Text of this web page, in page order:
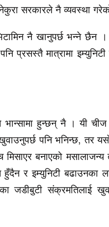
सरकारले नै व्यवस्था
नै खानुपर्छ भन्ने छैन ।
प्रसस्तै मात्रामा
हुन्छन् नै । यी चीज
पनि भनिन्छ, तर
बनाएको मसालाजन्य
र इम्युनिटी बढाउनका
जडीबुटी संक्रमतिलाई